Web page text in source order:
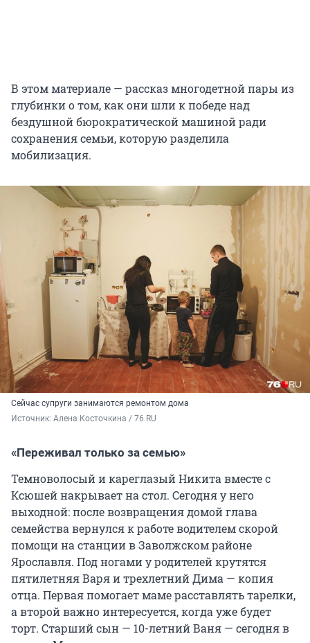
В этом материале — рассказ многодетной пары из
глубинки о том, как они шли к победе над
бездушной бюрократической машиной ради
сохранения семьи, которую разделила
мобилизация.
Сейчас супруги занимаются ремонтом дома
Источник: Алена Косточкина / 76.RU
«Переживал только за семью»
Темноволосый и кареглазый Никита вместе с
Ксюшей накрывает на стол. Сегодня у него
выходной: после возвращения домой глава
семейства вернулся к работе водителем скорой
помощи на станции в Заволжском районе
Ярославля. Под ногами у родителей крутятся
пятилетняя Варя и трехлетний Дима — копия
отца. Первая помогает маме расставлять тарелки,
а второй важно интересуется, когда уже будет
торт. Старший сын — 10-летний Ваня — сегодня в